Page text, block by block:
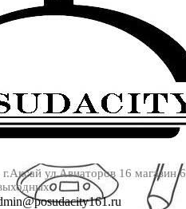
г.Аксай ул.Авиаторов 16 магазин 6